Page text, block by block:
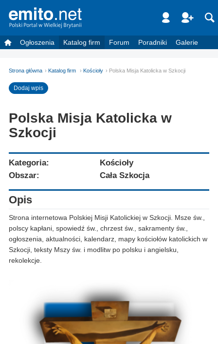
Ogłoszenia Katalog firm Forum Poradniki Galerie
Strona główna Katalog firm Kościoły Polska Misja Katolicka w Szkocji
Dodaj wpis
Polska Misja Katolicka w
Szkocji
Kategoria:
Kościoły
Obszar:
Cała Szkocja
Opis
Strona internetowa Polskiej Misji Katolickiej w Szkocji. Msze św.,
polscy kapłani, spowiedź św., chrzest św., sakramenty św.,
ogłoszenia, aktualności, kalendarz, mapy kościołów katolickich w
Szkocji, teksty Mszy św. i modlitw po polsku i angielsku,
rekolekcje.